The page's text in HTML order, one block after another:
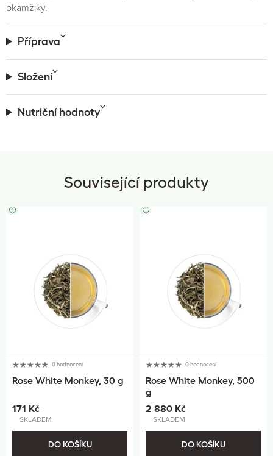
okamžiky.
Příprava
Složení
Nutriční hodnoty
Související produkty
0 hodnocení
Rose White Monkey, 30 g
171 Kč
SKLADEM
DO KOŠÍKU
0 hodnocení
Rose White Monkey, 500
g
2 880 Kč
SKLADEM
DO KOŠÍKU